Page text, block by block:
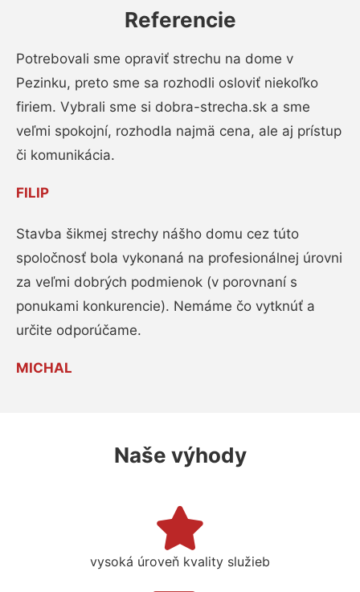
Referencie
Potrebovali sme opraviť strechu na dome v
Pezinku, preto sme sa rozhodli osloviť niekoľko
firiem. Vybrali sme si dobra-strecha.sk a sme
veľmi spokojní, rozhodla najmä cena, ale aj prístup
či komunikácia.
FILIP
Stavba šikmej strechy nášho domu cez túto
spoločnosť bola vykonaná na profesionálnej úrovni
za veľmi dobrých podmienok (v porovnaní s
ponukami konkurencie). Nemáme čo vytknúť a
určite odporúčame.
MICHAL
Naše výhody
vysoká úroveň kvality služieb